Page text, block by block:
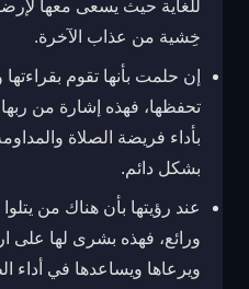
للغاية حيث يسعى معها
خِشية من عذاب الآخرة.
إن حلمت بأنها تقوم بقراءتها
تحفظها، فهذه إشارة من
بأداء فريضة الصلاة
بشكل دائم.
عند رؤيتها بأن هناك من
ورائع، فهذه بشرى لها على
ويرعاها ويساعدها في أداء